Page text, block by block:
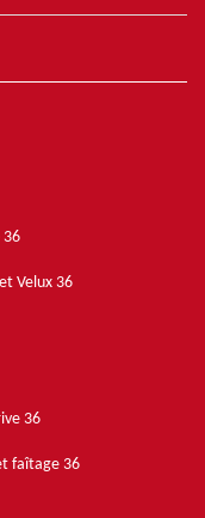
36
Velux 36
36
faîtage 36